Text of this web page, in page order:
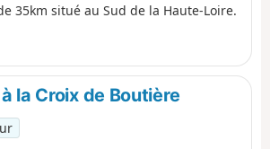
35km situé au Sud de la Haute-Loire.
la Croix de Boutière